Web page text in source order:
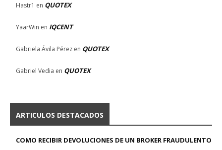
Hastr1 en QUOTEX
YaarWin en IQCENT
Gabriela Ávila Pérez en QUOTEX
Gabriel Vedia en QUOTEX
ARTICULOS DESTACADOS
COMO RECIBIR DEVOLUCIONES DE UN BROKER FRAUDULENTO